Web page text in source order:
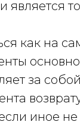
как на
за
иное